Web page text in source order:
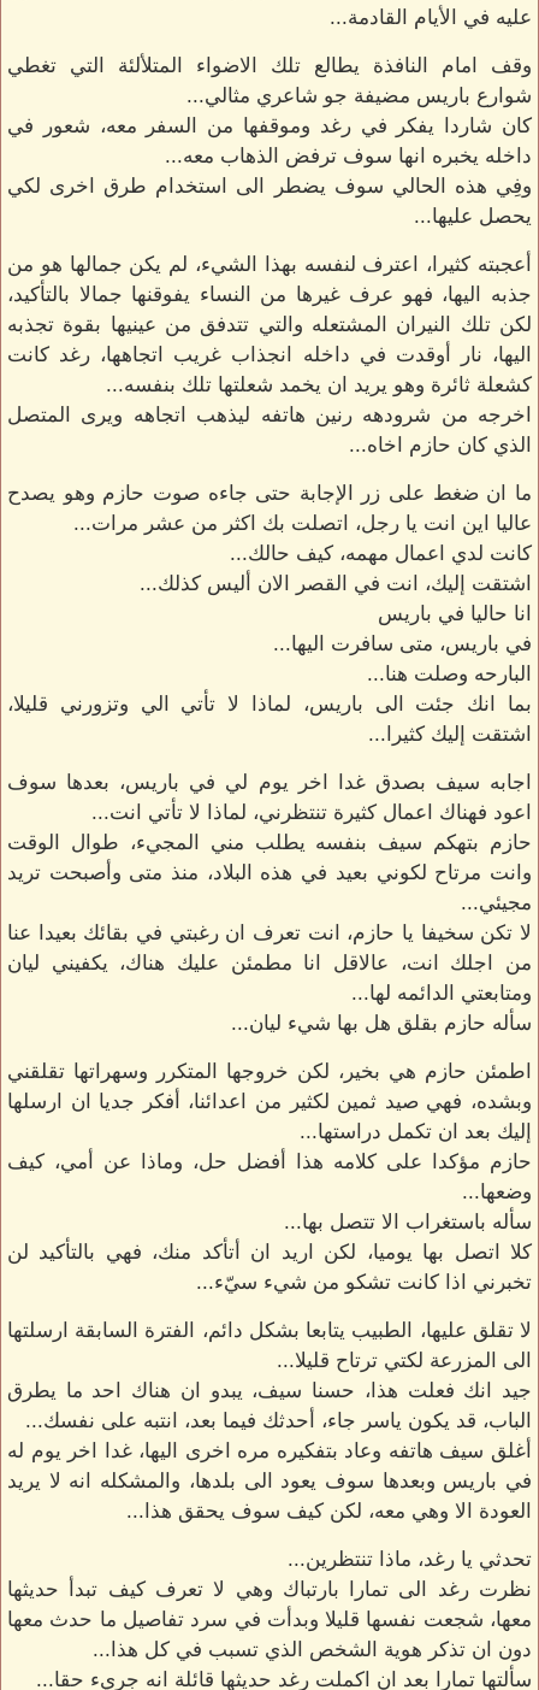
عليه في الأيام القادمة...
وقف امام النافذة يطالع تلك الاضواء المتلألئة التي تغطي
شوارع باريس مضيفة جو شاعري مثالي...
كان شاردا يفكر في رغد وموقفها من السفر معه، شعور في
داخله يخبره انها سوف ترفض الذهاب معه...
وفِي هذه الحالي سوف يضطر الى استخدام طرق اخرى لكي
يحصل عليها...
أعجبته كثيرا، اعترف لنفسه بهذا الشيء، لم يكن جمالها هو من
جذبه اليها، فهو عرف غيرها من النساء يفوقنها جمالا بالتأكيد،
لكن تلك النيران المشتعله والتي تتدفق من عينيها بقوة تجذبه
اليها، نار أوقدت في داخله انجذاب غريب اتجاهها، رغد كانت
كشعلة ثائرة وهو يريد ان يخمد شعلتها تلك بنفسه...
اخرجه من شرودهه رنين هاتفه ليذهب اتجاهه ويرى المتصل
الذي كان حازم اخاه...
ما ان ضغط على زر الإجابة حتى جاءه صوت حازم وهو يصدح
عاليا اين انت يا رجل، اتصلت بك اكثر من عشر مرات...
كانت لدي اعمال مهمه، كيف حالك...
اشتقت إليك، انت في القصر الان أليس كذلك...
انا حاليا في باريس
في باريس، متى سافرت اليها...
البارحه وصلت هنا...
بما انك جئت الى باريس، لماذا لا تأتي الي وتزورني قليلا،
اشتقت إليك كثيرا...
اجابه سيف بصدق غدا اخر يوم لي في باريس، بعدها سوف
اعود فهناك اعمال كثيرة تنتظرني، لماذا لا تأتي انت...
حازم بتهكم سيف بنفسه يطلب مني المجيء، طوال الوقت
وانت مرتاح لكوني بعيد في هذه البلاد، منذ متى وأصبحت تريد
مجيئي...
لا تكن سخيفا يا حازم، انت تعرف ان رغبتي في بقائك بعيدا عنا
من اجلك انت، عالاقل انا مطمئن عليك هناك، يكفيني ليان
ومتابعتي الدائمه لها...
سأله حازم بقلق هل بها شيء ليان...
اطمئن حازم هي بخير، لكن خروجها المتكرر وسهراتها تقلقني
وبشده، فهي صيد ثمين لكثير من اعدائنا، أفكر جديا ان ارسلها
إليك بعد ان تكمل دراستها...
حازم مؤكدا على كلامه هذا أفضل حل، وماذا عن أمي، كيف
وضعها...
سأله باستغراب الا تتصل بها...
كلا اتصل بها يوميا، لكن اريد ان أتأكد منك، فهي بالتأكيد لن
تخبرني اذا كانت تشكو من شيء سيّء...
لا تقلق عليها، الطبيب يتابعا بشكل دائم، الفترة السابقة ارسلتها
الى المزرعة لكتي ترتاح قليلا...
جيد انك فعلت هذا، حسنا سيف، يبدو ان هناك احد ما يطرق
الباب، قد يكون ياسر جاء، أحدثك فيما بعد، انتبه على نفسك...
أغلق سيف هاتفه وعاد بتفكيره مره اخرى اليها، غدا اخر يوم له
في باريس وبعدها سوف يعود الى بلدها، والمشكله انه لا يريد
العودة الا وهي معه، لكن كيف سوف يحقق هذا...
تحدثي يا رغد، ماذا تنتظرين...
نظرت رغد الى تمارا بارتباك وهي لا تعرف كيف تبدأ حديثها
معها، شجعت نفسها قليلا وبدأت في سرد تفاصيل ما حدث معها
دون ان تذكر هوية الشخص الذي تسبب في كل هذا...
سألتها تمارا بعد ان اكملت رغد حديثها قائلة انه جريء حقا...